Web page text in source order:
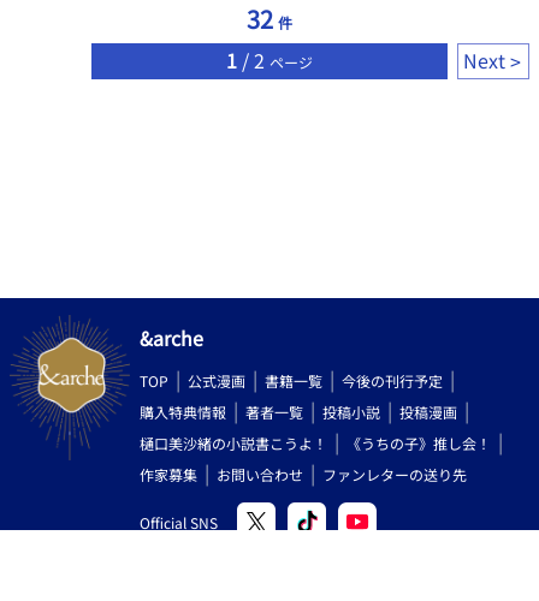
ご閲覧ありがとうございます♡《お気に入り》感謝!! ニコ
@000025NikO ◆◇◆ 皆様の応援のおかげで電子書籍化しまし
た！ 試し読みできます♡ よろしくお願いします！ ‪((´๑•ω•๑))｡
32 件
1 / 2 ページ Next
&arche
TOP 公式漫画 書籍一覧
今後の刊行予定
購入特典情報
著者一覧 投稿小説
投稿漫画
樋口美沙緒の小説書こうよ！
《うちの子》推し会！
作家募集
お問い合わせ ファンレターの送り先
Official SNS